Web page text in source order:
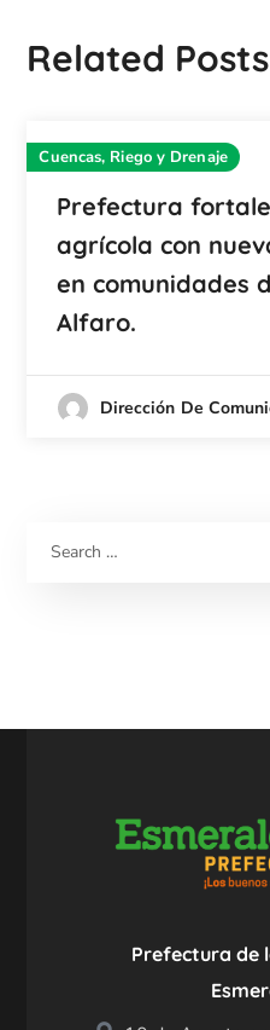
Related Posts
Cuencas, Riego y Drenaje
Prefectura
agrícola con
en comunidades
Alfaro.
Dirección De
Prefectura de